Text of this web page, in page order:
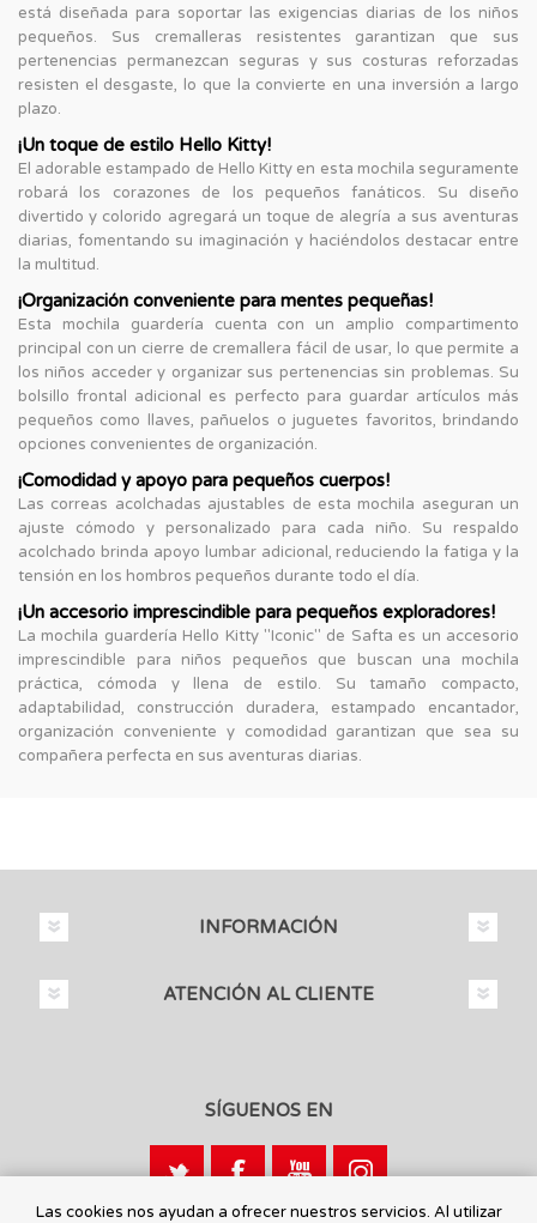
está diseñada para soportar las exigencias diarias de los niños
pequeños. Sus cremalleras resistentes garantizan que sus
pertenencias permanezcan seguras y sus costuras reforzadas
resisten el desgaste, lo que la convierte en una inversión a largo
plazo.
¡Un toque de estilo Hello Kitty!
El adorable estampado de Hello Kitty en esta mochila seguramente
robará los corazones de los pequeños fanáticos. Su diseño
divertido y colorido agregará un toque de alegría a sus aventuras
diarias, fomentando su imaginación y haciéndolos destacar entre
la multitud.
¡Organización conveniente para mentes pequeñas!
Esta mochila guardería cuenta con un amplio compartimento
principal con un cierre de cremallera fácil de usar, lo que permite a
los niños acceder y organizar sus pertenencias sin problemas. Su
bolsillo frontal adicional es perfecto para guardar artículos más
pequeños como llaves, pañuelos o juguetes favoritos, brindando
opciones convenientes de organización.
¡Comodidad y apoyo para pequeños cuerpos!
Las correas acolchadas ajustables de esta mochila aseguran un
ajuste cómodo y personalizado para cada niño. Su respaldo
acolchado brinda apoyo lumbar adicional, reduciendo la fatiga y la
tensión en los hombros pequeños durante todo el día.
¡Un accesorio imprescindible para pequeños exploradores!
La mochila guardería Hello Kitty "Iconic" de Safta es un accesorio
imprescindible para niños pequeños que buscan una mochila
práctica, cómoda y llena de estilo. Su tamaño compacto,
adaptabilidad, construcción duradera, estampado encantador,
organización conveniente y comodidad garantizan que sea su
compañera perfecta en sus aventuras diarias.
INFORMACIÓN
ATENCIÓN AL CLIENTE
SÍGUENOS EN
Las cookies nos ayudan a ofrecer nuestros servicios. Al utilizar